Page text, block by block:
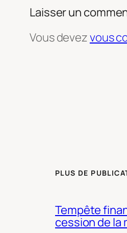
Laisser un
Vous devezvous
PLUS DE
Tempête
cession de la